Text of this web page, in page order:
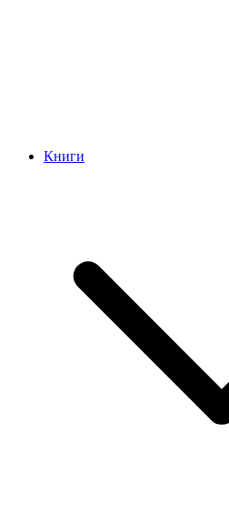
Книги